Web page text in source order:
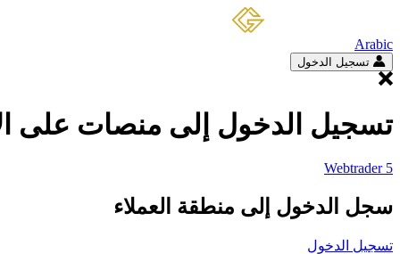
Arabic
تسجيل الدخول
تسجيل الدخول إلى منصات على
Webtrader 5
سجل الدخول إلى منطقة العملاء
تسجيل الدخول